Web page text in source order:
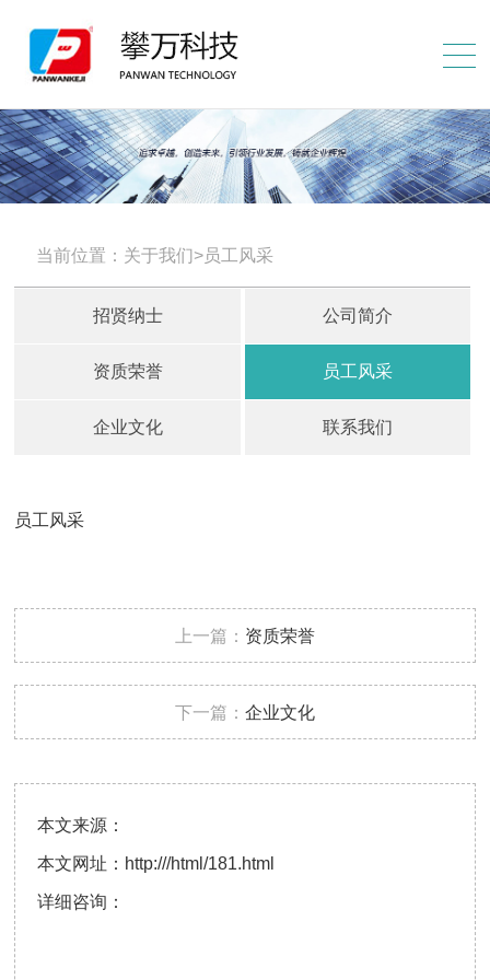
当前位置：关于我们>员工风采
招贤纳士 公司简介
资质荣誉 员工风采
企业文化 联系我们
员工风采
上一篇： 资质荣誉
下一篇： 企业文化
本文来源：
本文网址： http:///html/181.html
详细咨询：